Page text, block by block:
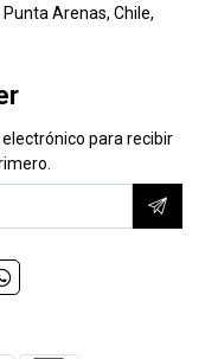
Arenas, Chile,
para recibir